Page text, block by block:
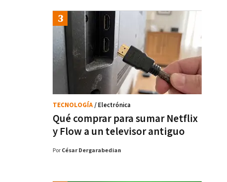
Qué comprar para sumar Netflix
y Flow a un televisor antiguo
TECNOLOGÍA/ Electrónica
Por César Dergarabedian